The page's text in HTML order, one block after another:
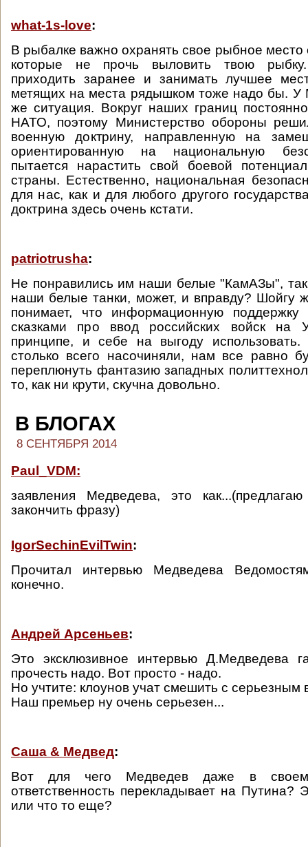
what-1s-love:
В рыбалке важно охранять свое рыбное место
которые не прочь выловить твою
приходить заранее и занимать лучшее
метящих на места рядышком тоже надо бы. У
же ситуация. Вокруг наших границ
НАТО, поэтому Министерство обороны
военную доктрину, направленную на
ориентированную на национальную
пытается нарастить свой боевой
страны. Естественно, национальная
для нас, как и для любого другого
доктрина здесь очень кстати.
patriotrusha:
Не понравились им наши белые "КамАЗы", так
наши белые танки, может, и вправду? Шойгу
понимает, что информационную
сказками про ввод российских войск на
принципе, и себе на выгоду
столько всего насочиняли, нам все равно
переплюнуть фантазию западных
то, как ни крути, скучна довольно.
В БЛОГАХ
8 СЕНТЯБРЯ 2014
Paul_VDM:
заявления Медведева, это
закончить фразу)
IgorSechinEvilTwin:
Прочитал интервью Медведева
конечно.
Андрей Арсеньев:
Это эксклюзивное интервью Д.Медведева
прочесть надо. Вот просто - надо.
Но учтите: клоунов учат смешить с
Наш премьер ну очень серьезен...
Саша & Медвед:
Вот для чего Медведев даже в
ответственность перекладывает на Путина?
или что то еще?